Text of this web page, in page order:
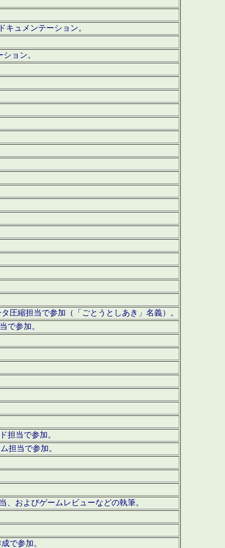
キュメンテーション。
ョン。
圧縮担当で参加（「ごとうとしあき」名義）。
で参加。
担当で参加。
担当で参加。
、およびゲームレビューなどの執筆。
で参加。